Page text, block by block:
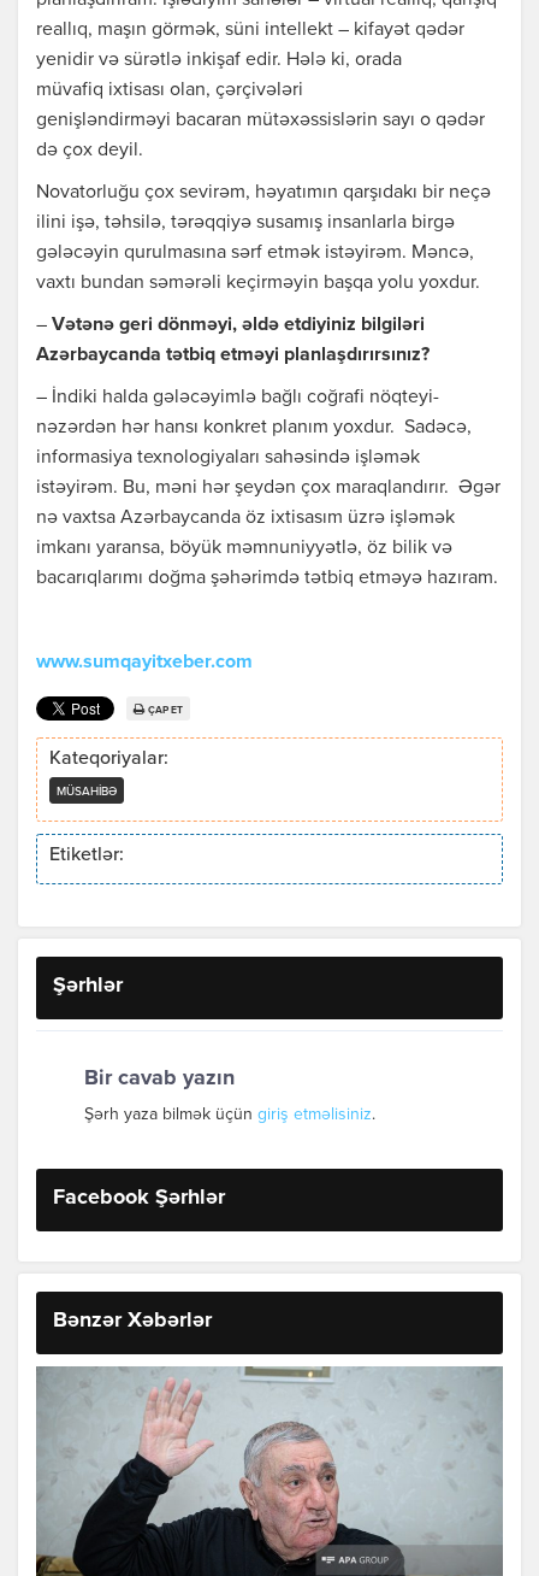
reallıq, maşın görmək, süni intellekt – kifayət qədər
yenidir və sürətlə inkişaf edir. Hələ ki, orada
müvafiq ixtisası olan, çərçivələri
genişləndirməyi bacaran mütəxəssislərin sayı o qədər
də çox deyil.
Novatorluğu çox sevirəm, həyatımın qarşıdakı bir neçə
ilini işə, təhsilə, tərəqqiyə susamış insanlarla birgə
gələcəyin qurulmasına sərf etmək istəyirəm. Məncə,
vaxtı bundan səmərəli keçirməyin başqa yolu yoxdur.
– Vətənə geri dönməyi, əldə etdiyiniz bilgiləri
Azərbaycanda tətbiq etməyi planlaşdırırsınız?
– İndiki halda gələcəyimlə bağlı coğrafi nöqteyi-
nəzərdən hər hansı konkret planım yoxdur. Sadəcə,
informasiya texnologiyaları sahəsində işləmək
istəyirəm. Bu, məni hər şeydən çox maraqlandırır. Əgər
nə vaxtsa Azərbaycanda öz ixtisasım üzrə işləmək
imkanı yaransa, böyük məmnuniyyətlə, öz bilik və
bacarıqlarımı doğma şəhərimdə tətbiq etməyə hazıram.
www.sumqayitxeber.com
ÇAP ET
Kateqoriyalar:
MÜSAHIBƏ
Etiketlər:
Şərhlər
Bir cavab yazın
Şərh yaza bilmək üçün giriş etməlisiniz.
Facebook Şərhlər
Bənzər Xəbərlər